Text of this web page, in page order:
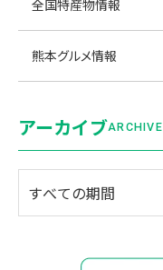
全国特産物情報
熊本グルメ情報
アーカイブARCHIVE